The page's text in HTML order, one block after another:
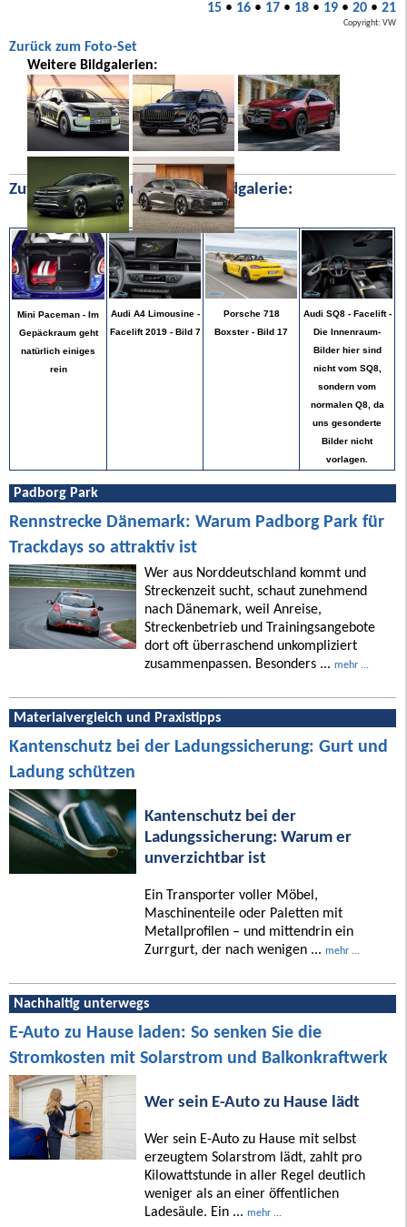
15• 16• 17• 18• 19• 20• 21
Copyright: VW
Zurück zum Foto-Set
Weitere Bildgalerien:
Zufällige Bilder aus unserer Bildgalerie:
Mini Paceman - Im
Gepäckraum geht
natürlich einiges
rein
Audi A4 Limousine -
Facelift 2019 - Bild 7
Porsche 718
Boxster - Bild 17
Audi SQ8 - Facelift -
Die Innenraum-
Bilder hier sind
nicht vom SQ8,
sondern vom
normalen Q8, da
uns gesonderte
Bilder nicht
vorlagen.
Padborg Park
Rennstrecke Dänemark: Warum Padborg Park für
Trackdays so attraktiv ist
Wer aus Norddeutschland kommt und
Streckenzeit sucht, schaut zunehmend
nach Dänemark, weil Anreise,
Streckenbetrieb und Trainingsangebote
dort oft überraschend unkompliziert
zusammenpassen. Besonders ... mehr ...
Materialvergleich und Praxistipps
Kantenschutz bei der Ladungssicherung: Gurt und
Ladung schützen
Kantenschutz bei der
Ladungssicherung: Warum er
unverzichtbar ist
Ein Transporter voller Möbel,
Maschinenteile oder Paletten mit
Metallprofilen – und mittendrin ein
Zurrgurt, der nach wenigen ... mehr ...
Nachhaltig unterwegs
E-Auto zu Hause laden: So senken Sie die
Stromkosten mit Solarstrom und Balkonkraftwerk
Wer sein E-Auto zu Hause lädt
Wer sein E-Auto zu Hause mit selbst
erzeugtem Solarstrom lädt, zahlt pro
Kilowattstunde in aller Regel deutlich
weniger als an einer öffentlichen
Ladesäule. Ein ... mehr ...